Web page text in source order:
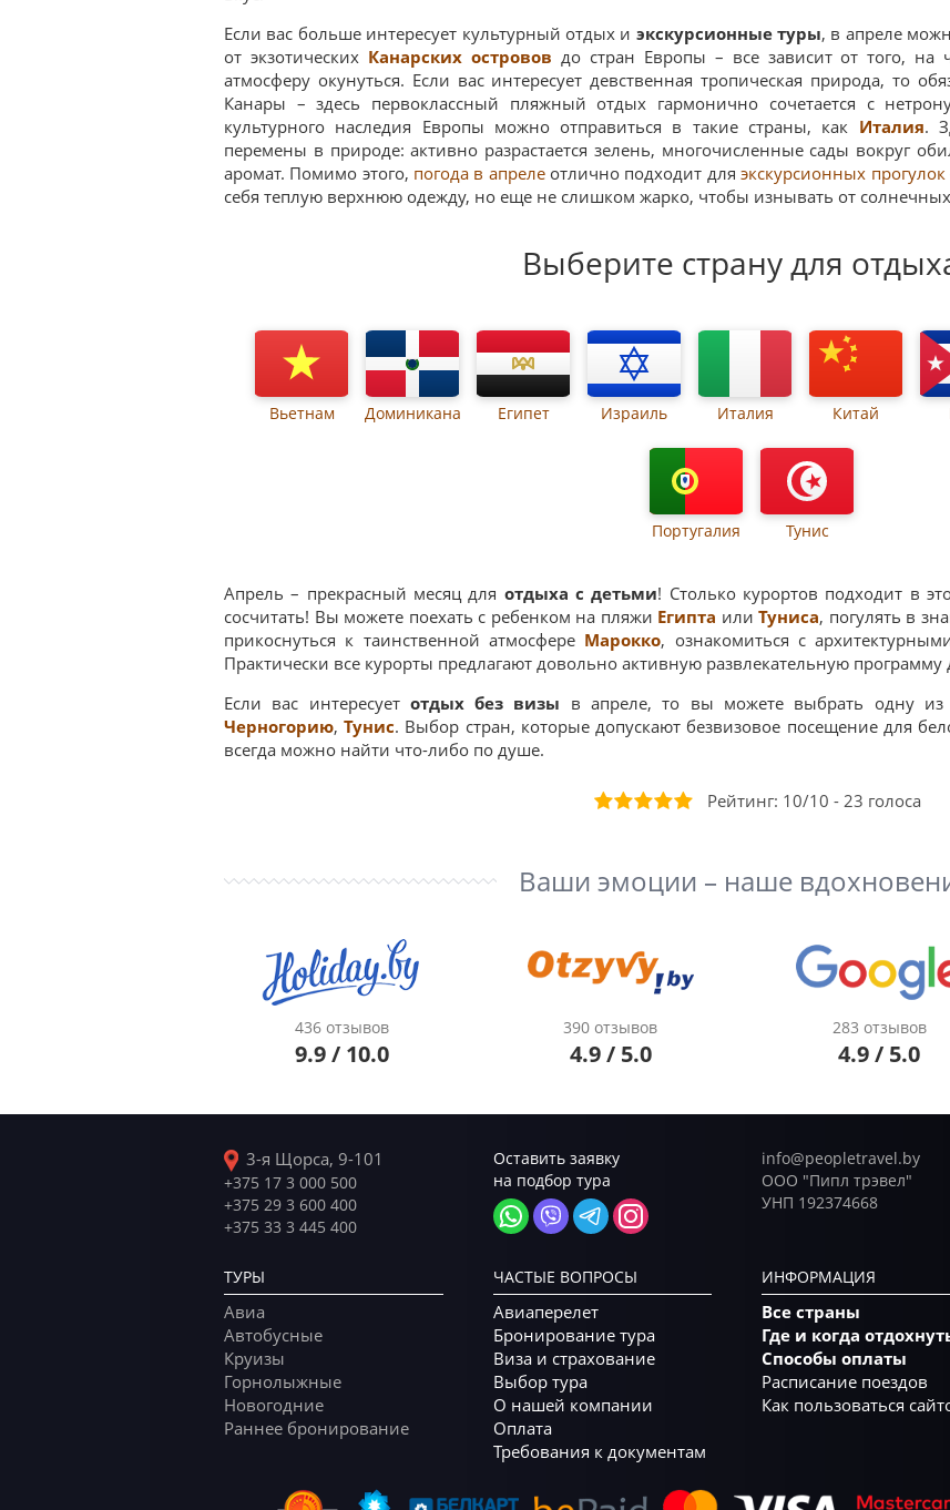
Если вас больше интересует культурный отдых и экскурсионные туры, в апреле
от экзотических Канарских островов до стран Европы – все зависит от того,
атмосферу окунуться. Если вас интересует девственная тропическая природа, то
Канары – здесь первоклассный пляжный отдых гармонично сочетается с
культурного наследия Европы можно отправиться в такие страны, как Италия.
перемены в природе: активно разрастается зелень, многочисленные сады вокруг
аромат. Помимо этого, погода в апрелеотлично подходит дляэкскурсионных прогулок
себя теплую верхнюю одежду, но еще не слишком жарко, чтобы изнывать от солнечных
Выберите страну для
Вьетнам Доминикана Египет Израиль Италия Китай
Португалия Тунис
Апрель – прекрасный месяц для отдыха с детьми! Столько курортов подходит в
сосчитать! Вы можете поехать с ребенком на пляжи Египта или Туниса, погулять в
прикоснуться к таинственной атмосфере Марокко, ознакомиться с
Практически все курорты предлагают довольно активную развлекательную программу
Если вас интересует отдых без визы в апреле, то вы можете выбрать одну из
Черногорию,Тунис. Выбор стран, которые допускают безвизовое посещение для
всегда можно найти что-либо по душе.
Рейтинг: 10/10 - 23 голоса
Ваши эмоции – наше
436 отзывов
9.9 / 10.0
390 отзывов
4.9 / 5.0
283 отзывов
4.9 / 5.0
3-я Щорса, 9-101
+375 17 3 000 500
+375 29 3 600 400
+375 33 3 445 400
Оставить заявку
на подбор тура
info@peopletravel.by
ООО "Пипл трэвел"
УНП 192374668
ТУРЫ
Авиа
Автобусные
Круизы
Горнолыжные
Новогодние
Раннее бронирование
ЧАСТЫЕ ВОПРОСЫ
Авиаперелет
Бронирование тура
Виза и страхование
Выбор тура
О нашей компании
Оплата
Требования к документам
ИНФОРМАЦИЯ
Все страны
Где и когда
Способы оплаты
Расписание поездов
Как пользоваться